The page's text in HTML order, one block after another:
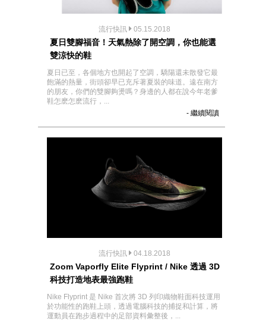
流行快訊 05.15.2018
夏日雙腳福音！天氣熱除了開空調，你也能選
雙涼快的鞋
夏日已至，各個地方也開起了空調，驕陽還未散發它最
飽滿的熱量，街頭卻早已充斥著夏裝的味道。遠在南方
的朋友，你們的雙腳夠燙嗎？身邊的人都在說今年老爹
鞋怎麽怎麽流行，...
- 繼續閱讀
流行快訊 04.18.2018
Zoom Vaporfly Elite Flyprint / Nike 透過 3D
科技打造地表最強跑鞋
Nike Flyprint 是 Nike 首次將 3D 列印織物鞋面科技運用
於功能性的跑鞋上頭，透過電腦科技的捕捉和計算，將
運動員在跑步過程中的足部資料彙整後，...